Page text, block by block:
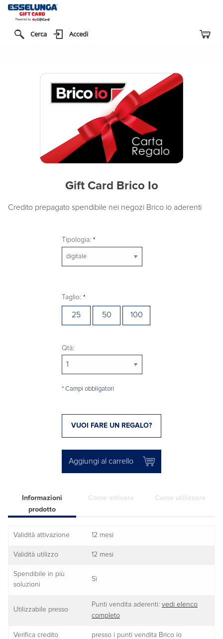
Cerca Accedi
Gift Card Brico Io
Credito prepagato spendibile nei negozi Brico io aderenti
Tipologia:
Taglio:
25 50 100
Qtà:
* Campi obbligatori
VUOI FARE UN REGALO?
Aggiungi al carrello
Informazioni
prodotto
Come attivare Come utilizzare
Validità attivazione 12 mesi
Validità utilizzo 12 mesi
Spendibile in più
soluzioni
Sì
Utilizzabile presso
Punti vendita aderenti: vedi elenco
completo
Verifica credito presso i punti vendita Brico io